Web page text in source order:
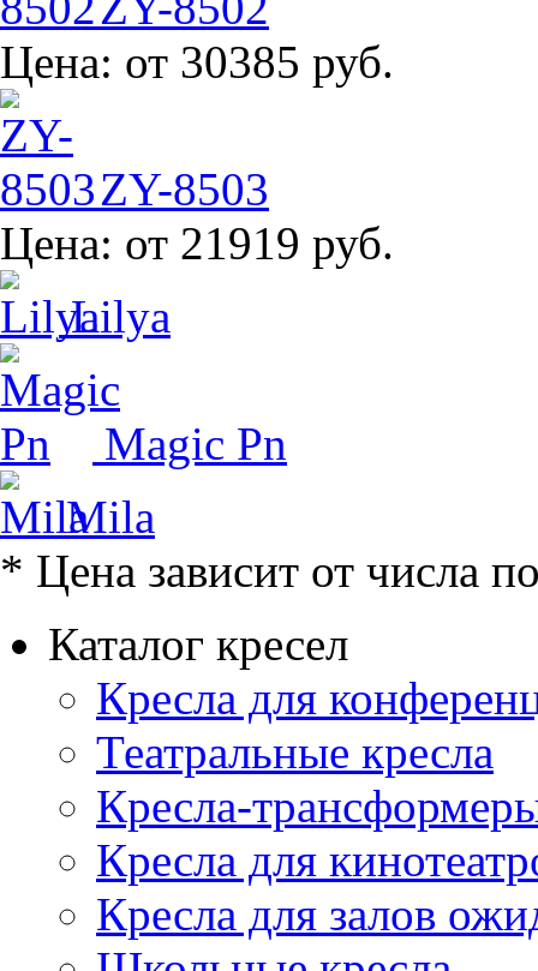
Цена: от 30385 руб.
ZY-8503
Цена: от 21919 руб.
Lilya
Magic Pn
Mila
* Цена зависит от числа
Каталог кресел
Кресла для
Театральные кресла
Кресла-
Кресла для
Кресла для залов